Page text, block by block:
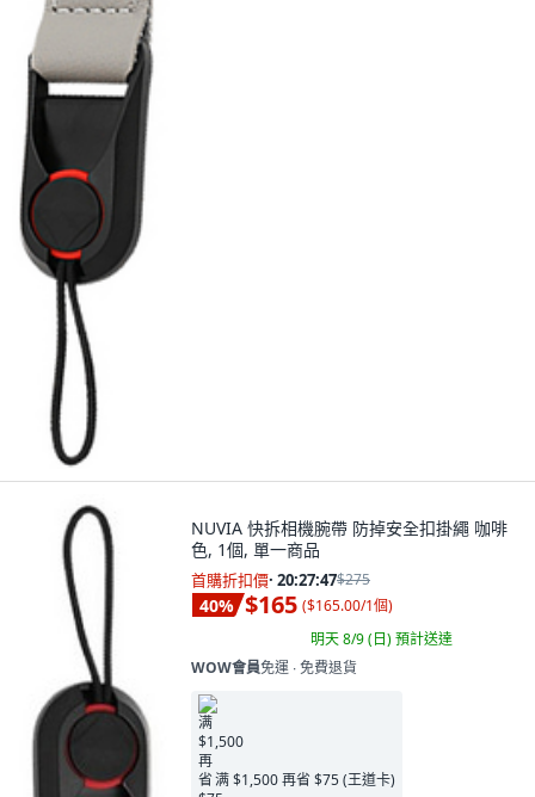
NUVIA 快拆相機腕帶 防掉安全扣掛繩 咖啡
色, 1個, 單一商品
首購折扣價· 20:27:46$275
40% $165 ($165.00/1個)
明天 8/9 (日)預計送達
WOW會員免運 ∙ 免費退貨
满 $1,500 再省 $75 (王道卡)